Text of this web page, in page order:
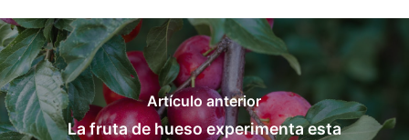
Artículo anterior
La fruta de hueso experimenta esta